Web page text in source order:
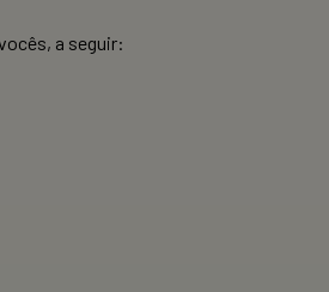
a seguir: